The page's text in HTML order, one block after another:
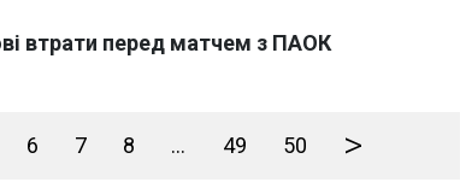
втрати перед матчем з ПАОК
6 7 8 ... 49 50 >